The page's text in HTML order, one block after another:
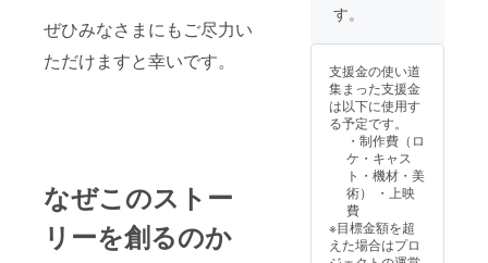
ぜひみなさまにもご尽力い
ただけますと幸いです。
なぜこのストー
リーを創るのか
ただき
掲載期
間：事
業が存
在する
限り掲
載させ
ていた
だきま
事項：
詳細は
す。
支援金の使い道
集まった支援金
は以下に使用す
る予定です。
・制作費（ロ
ケ・キャス
ト・機材・美
術） ・上映
費
※目標金額を超
えた場合はプロ